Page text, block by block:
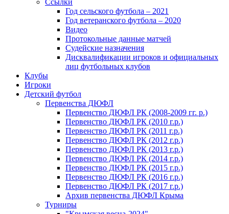
Ссылки
Год сельского футбола – 2021
Год ветеранского футбола – 2020
Видео
Протокольные данные матчей
Судейские назначения
Дисквалификации игроков и официальных
лиц футбольных клубов
Клубы
Игроки
Детский футбол
Первенства ДЮФЛ
Первенство ДЮФЛ РК (2008-2009 гг. р.)
Первенство ДЮФЛ РК (2010 г.р.)
Первенство ДЮФЛ РК (2011 г.р.)
Первенство ДЮФЛ РК (2012 г.р.)
Первенство ДЮФЛ РК (2013 г.р.)
Первенство ДЮФЛ РК (2014 г.р.)
Первенство ДЮФЛ РК (2015 г.р.)
Первенство ДЮФЛ РК (2016 г.р.)
Первенство ДЮФЛ РК (2017 г.р.)
Архив первенства ДЮФЛ Крыма
Турниры